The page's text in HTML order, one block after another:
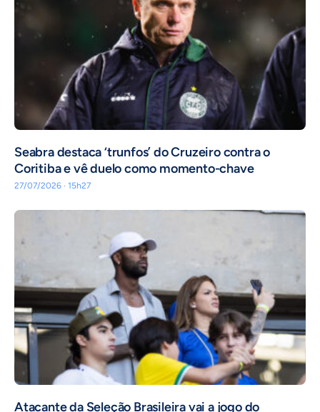
Seabra destaca ‘trunfos’ do Cruzeiro contra o
Coritiba e vê duelo como momento-chave
27/07/2026 · 15h27
Atacante da Seleção Brasileira vai a jogo do